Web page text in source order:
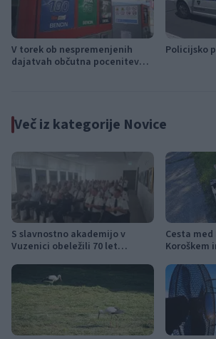
V torek ob nespremenjenih
dajatvah občutna pocenitev
Policijsko
Več iz kategorije Novice
S slavnostno akademijo v
Vuzenici obeležili 70 let
Cesta
Koroškem